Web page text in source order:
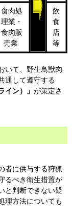
食肉処
理業・
食肉販
売業
飲
食
店
等
いて、野生鳥獣肉
通して遵守する
イン）」 が策定さ
者に供与する狩猟
るべき衛生措置が
と判断できない疑
理方法についても